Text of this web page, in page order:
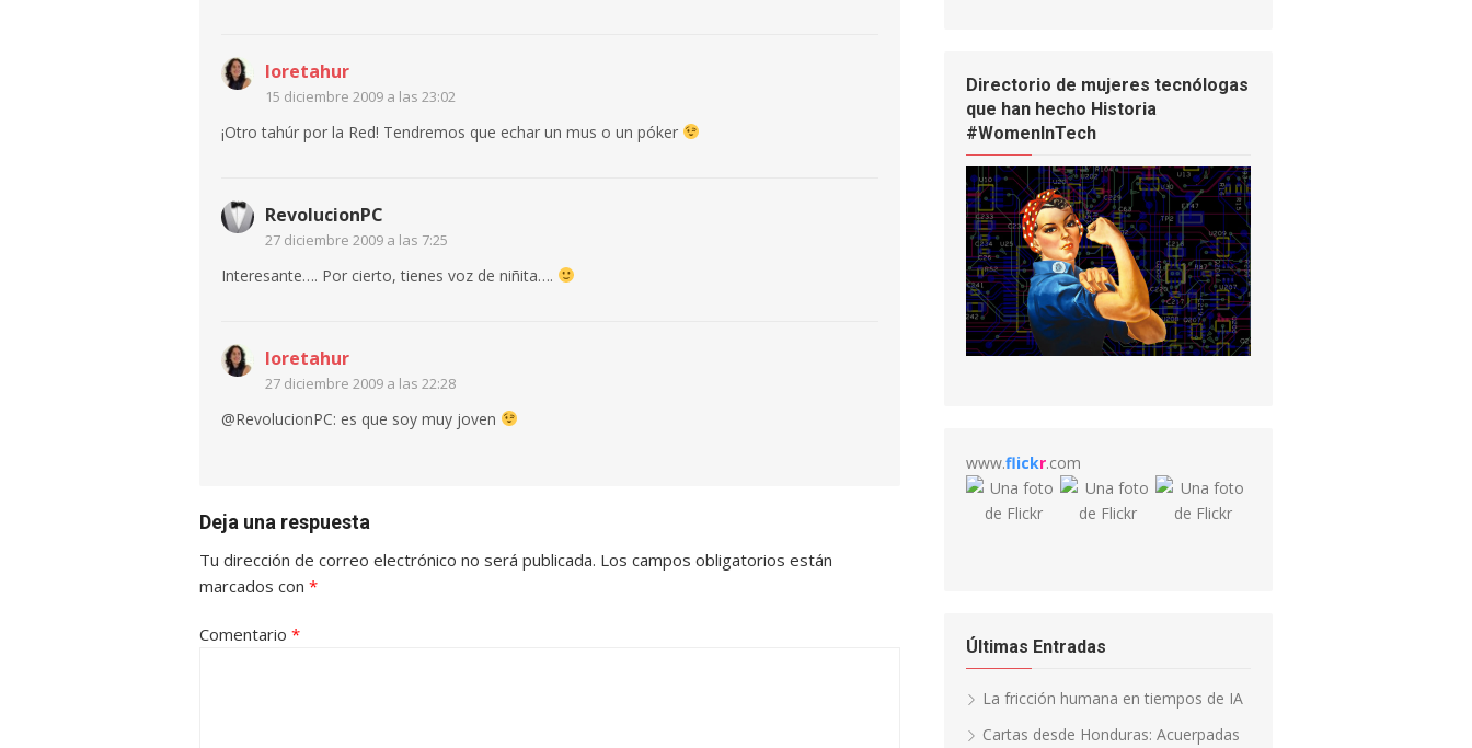
loretahur
15 diciembre 2009 a las 23:02
¡Otro tahúr por la Red! Tendremos que echar un mus o un póker
RevolucionPC
27 diciembre 2009 a las 7:25
Interesante…. Por cierto, tienes voz de niñita….
loretahur
27 diciembre 2009 a las 22:28
@RevolucionPC: es que soy muy joven
Deja una respuesta
Tu dirección de correo electrónico no será publicada. Los campos obligatorios están
marcados con *
Comentario *
Directorio de mujeres tecnólogas
que han hecho Historia
#WomenInTech
www.flickr.com
Últimas Entradas
La fricción humana en tiempos de IA
Cartas desde Honduras: Acuerpadas